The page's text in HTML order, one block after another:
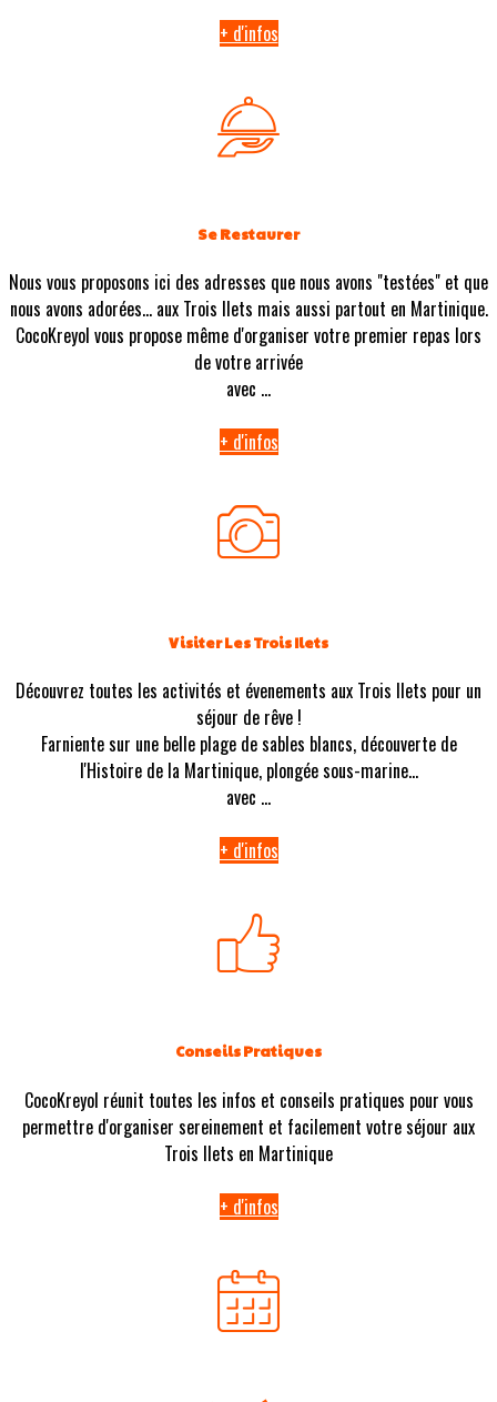
+ d'infos
Se Restaurer
Nous vous proposons ici des adresses que nous avons "testées" et que
nous avons adorées... aux Trois Ilets mais aussi partout en Martinique.
CocoKreyol vous propose même d'organiser votre premier repas lors
de votre arrivée
avec ...
+ d'infos
Visiter Les Trois Ilets
Découvrez toutes les activités et évenements aux Trois Ilets pour un
séjour de rêve !
Farniente sur une belle plage de sables blancs, découverte de
l'Histoire de la Martinique, plongée sous-marine...
avec ...
+ d'infos
Conseils Pratiques
CocoKreyol réunit toutes les infos et conseils pratiques pour vous
permettre d'organiser sereinement et facilement votre séjour aux
Trois Ilets en Martinique
+ d'infos